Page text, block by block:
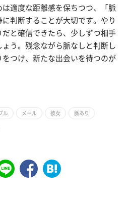
適度な距離感を保ちつつ、「脈
判断することが大切です。やり
と確信できたら、少しずつ相手
う。残念ながら脈なしと判断し
つけ、新たな出会いを待つのが
ル メール 彼女 脈あり